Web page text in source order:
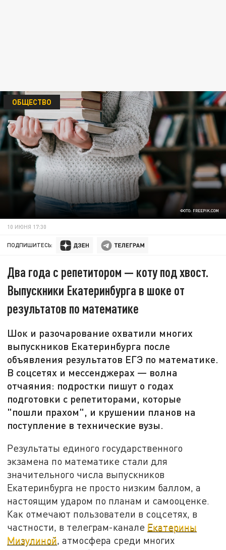
ФОТО: FREEPIK.COM
ОБЩЕСТВО
10 ИЮНЯ 17:30
ПОДПИШИТЕСЬ:
Два года с репетитором — коту под хвост.
Выпускники Екатеринбурга в шоке от
результатов по математике
Шок и разочарование охватили многих
выпускников Екатеринбурга после
объявления результатов ЕГЭ по математике.
В соцсетях и мессенджерах — волна
отчаяния: подростки пишут о годах
подготовки с репетиторами, которые
"пошли прахом", и крушении планов на
поступление в технические вузы.
Результаты единого государственного
экзамена по математике стали для
значительного числа выпускников
Екатеринбурга не просто низким баллом, а
настоящим ударом по планам и самооценке.
Как отмечают пользователи в соцсетях, в
частности, в телеграм-канале Екатерины
Мизулиной, атмосфера среди многих